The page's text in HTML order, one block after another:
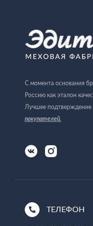
С момента основания
Россию как эталон
Лучшее подтверждение
покупателей.
ТЕЛЕФОН